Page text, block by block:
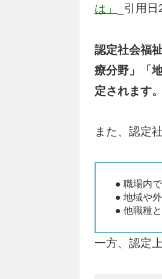
は」
_引用
認定社会福
療分野」「
定されます。
また、認定
● 職場内
● 地域や
● 他職種
一方、認定